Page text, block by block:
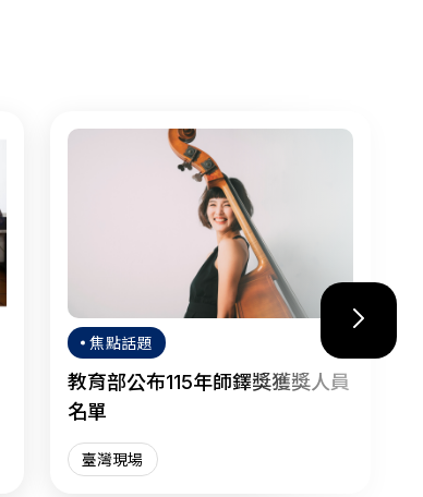
焦點話題
教育部公布115年師鐸獎獲獎人員
名單
臺灣現場